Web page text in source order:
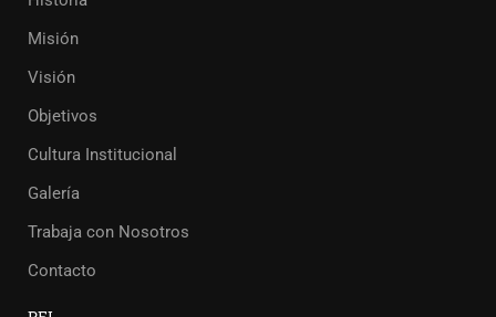
Misión
Visión
Objetivos
Cultura Institucional
Galería
Trabaja con Nosotros
Contacto